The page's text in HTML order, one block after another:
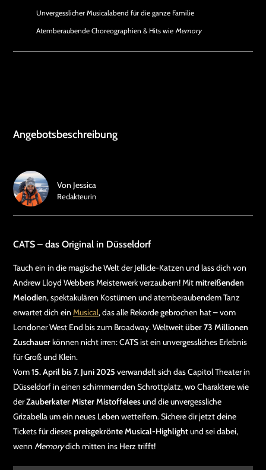
Unvergesslicher Musicalabend für die ganze Familie
Atemberaubende Choreographien & Hits wie Memory
Angebotsbeschreibung
CATS – das Original in Düsseldorf
Tauch ein in die magische Welt der Jellicle-Katzen und lass dich von
Andrew Lloyd Webbers Meisterwerk verzaubern! Mitmitreißenden
Melodien, spektakulären Kostümen und atemberaubendem Tanz
erwartet dich ein Musical, das alle Rekorde gebrochen hat – vom
Londoner West End bis zum Broadway. Weltweitüber 73 Millionen
Zuschauerkönnen nicht irren: CATS ist ein unvergessliches Erlebnis
für Groß und Klein.
Vom15. April bis 7. Juni 2025 verwandelt sich das Capitol Theater in
Düsseldorf in einen schimmernden Schrottplatz, wo Charaktere wie
derZauberkater Mister Mistoffeleesund die unvergessliche
Grizabella um ein neues Leben wetteifern. Sichere dir jetzt deine
Tickets für diesespreisgekrönte Musical-Highlightund sei dabei,
wenn Memorydich mitten ins Herz trifft!
Von Jessica
Redakteurin